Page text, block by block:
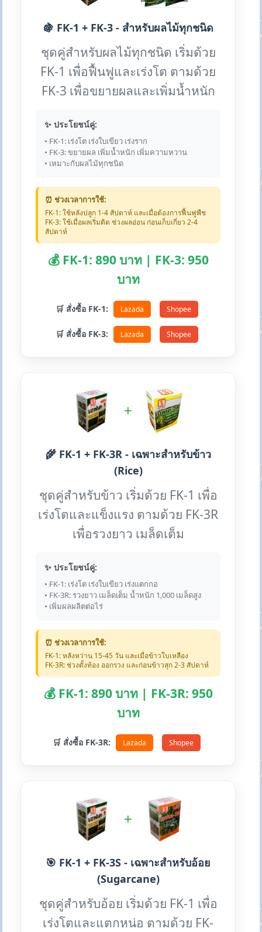
🍇 FK-1 + FK-3 - สำหรับผลไม้ทุกชนิด
ชุดคู่สำหรับผลไม้ทุกชนิด เริ่มด้วย
FK-1 เพื่อฟื้นฟูและเร่งโต ตามด้วย
FK-3 เพื่อขยายผลและเพิ่มน้ำหนัก
✨ ประโยชน์คู่:
• FK-1: เร่งโต เร่งใบเขียว เร่งราก
• FK-3: ขยายผล เพิ่มน้ำหนัก เพิ่มความหวาน
• เหมาะกับผลไม้ทุกชนิด
⏰ ช่วงเวลาการใช้:
FK-1: ใช้หลังปลูก 1-4 สัปดาห์ และเมื่อต้องการฟื้นฟูพืช
FK-3: ใช้เมื่อผลเริ่มติด ช่วงผลอ่อน ก่อนเก็บเกี่ยว 2-4
สัปดาห์
💰 FK-1: 890 บาท | FK-3: 950
บาท
🛒 สั่งซื้อ FK-1: Lazada Shopee
🛒 สั่งซื้อ FK-3: Lazada Shopee
+
🌾 FK-1 + FK-3R - เฉพาะสำหรับข้าว
(Rice)
ชุดคู่สำหรับข้าว เริ่มด้วย FK-1 เพื่อ
เร่งโตและแข็งแรง ตามด้วย FK-3R
เพื่อรวงยาว เมล็ดเต็ม
✨ ประโยชน์คู่:
• FK-1: เร่งโต เร่งใบเขียว เร่งแตกกอ
• FK-3R: รวงยาว เมล็ดเต็ม น้ำหนัก 1,000 เมล็ดสูง
• เพิ่มผลผลิตต่อไร่
⏰ ช่วงเวลาการใช้:
FK-1: หลังหว่าน 15-45 วัน และเมื่อข้าวใบเหลือง
FK-3R: ช่วงตั้งท้อง ออกรวง และก่อนข้าวสุก 2-3 สัปดาห์
💰 FK-1: 890 บาท | FK-3R: 950
บาท
🛒 สั่งซื้อ FK-3R: Lazada Shopee
+
🎯 FK-1 + FK-3S - เฉพาะสำหรับอ้อย
(Sugarcane)
ชุดคู่สำหรับอ้อย เริ่มด้วย FK-1 เพื่อ
เร่งโตและแตกหน่อ ตามด้วย FK-